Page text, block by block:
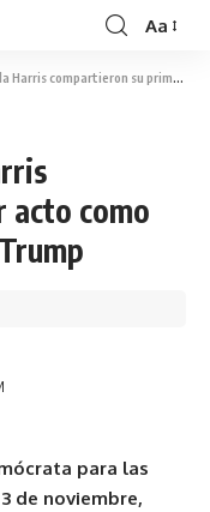
Aa
su primer acto como fórmula y fustigaron a Trump
acto como
para las
de noviembre,